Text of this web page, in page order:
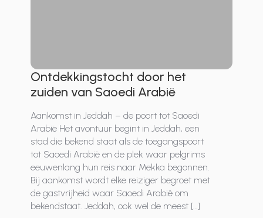
Ontdekkingstocht door het
zuiden van Saoedi Arabië
Aankomst in Jeddah – de poort tot Saoedi
Arabië Het avontuur begint in Jeddah, een
stad die bekend staat als de toegangspoort
tot Saoedi Arabië en de plek waar pelgrims
eeuwenlang hun reis naar Mekka begonnen.
Bij aankomst wordt elke reiziger begroet met
de gastvrijheid waar Saoedi Arabië om
bekendstaat. Jeddah, ook wel de meest […]